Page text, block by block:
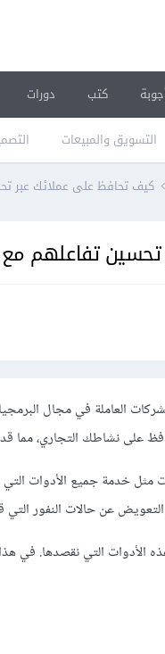
التسويق والمبيعات
كتب دورات
كيف تحافظ على عملائك عبر
تفاعلهم
العاملة في مجال
على نشاطك التجاري، مما
خدمة جميع الأدوات التي
عن حالات النفور
الأدوات التي نقصدها. في